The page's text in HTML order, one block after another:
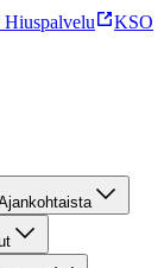
KSO